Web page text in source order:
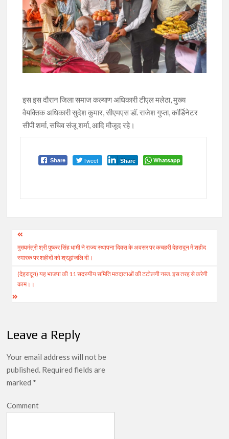
इस इस दौरान जिला समाज कल्याण अधिकारी टीएल मलेठा, मुख्य
वैयक्तिक अधिकारी सुदेश कुमार, सीएमएस डॉ. राजेश गुप्ता, कॉर्डिनेटर
सीपी शर्मा, सचिव संजू शर्मा, आदि मौजूद रहे।
Share Tweet Share Whatsapp
Post
navigation
मुख्यमंत्री श्री पुष्कर सिंह धामी ने राज्य स्थापना दिवस के अवसर पर कचहरी देहरादून में शहीद
स्मारक पर शहीदों को श्रद्धांजलि दी।
(देहरादून) यह भाजपा की 11 सदस्यीय समिति मतदाताओं की टटोलगी नब्ज. इस तरह से करेगी
काम।।
Leave a Reply
Your email address will not be
published. Required fields are
marked *
Comment